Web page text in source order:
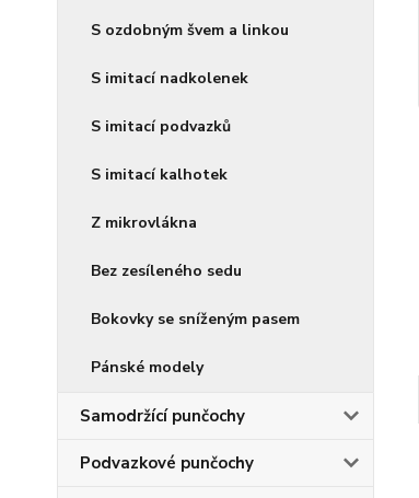
S ozdobným švem a linkou
S imitací nadkolenek
S imitací podvazků
S imitací kalhotek
Z mikrovlákna
Bez zesíleného sedu
Bokovky se sníženým pasem
Pánské modely
Samodržící punčochy
Podvazkové punčochy